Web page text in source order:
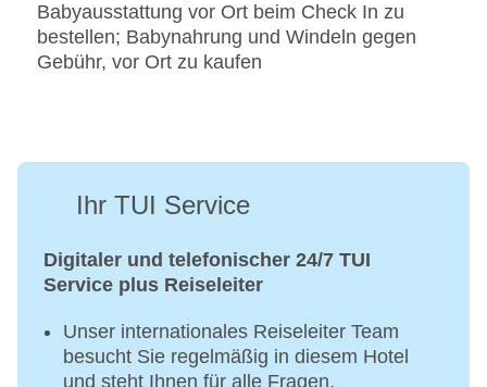
Babyausstattung vor Ort beim Check In zu
bestellen; Babynahrung und Windeln gegen
Gebühr, vor Ort zu kaufen
Ihr TUI Service
Digitaler und telefonischer 24/7 TUI
Service plus Reiseleiter
Unser internationales Reiseleiter Team
besucht Sie regelmäßig in diesem Hotel
und steht Ihnen für alle Fragen,